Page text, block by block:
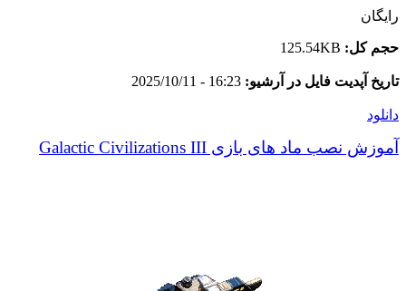
رایگان
حجم کل: 125.54KB
تاریخ آپدیت فایل در آرشیو: 16:23 - 2025/10/11
دانلود
آموزش نصب ماد های بازی Galactic Civilizations III